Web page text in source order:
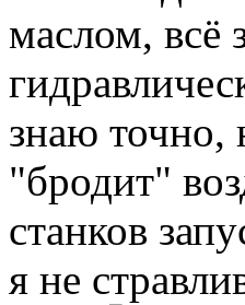
маслом, всё
знаю точно,
"бродит"
станков
я не